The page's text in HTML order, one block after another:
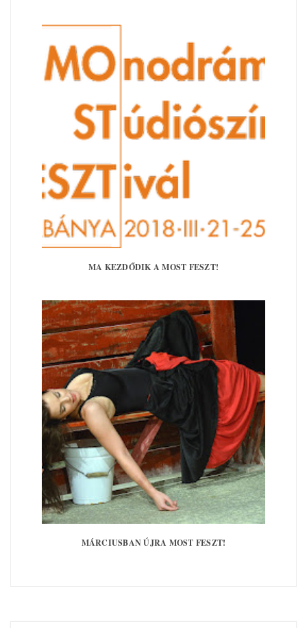
MA KEZDŐDIK A MOST FESZT!
MÁRCIUSBAN ÚJRA MOST FESZT!